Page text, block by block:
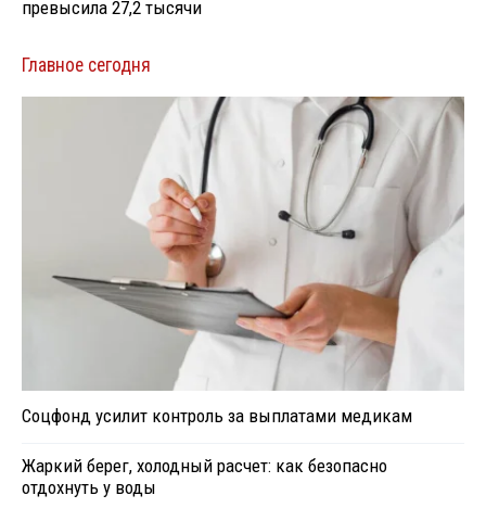
превысила 27,2 тысячи
Главное сегодня
Соцфонд усилит контроль за выплатами медикам
Жаркий берег, холодный расчет: как безопасно
отдохнуть у воды